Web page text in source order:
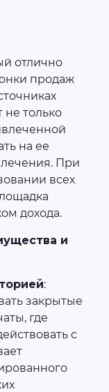
отлично
продаж
не только
на ее
При
всех
дохода.
и
:
закрытые
где
с